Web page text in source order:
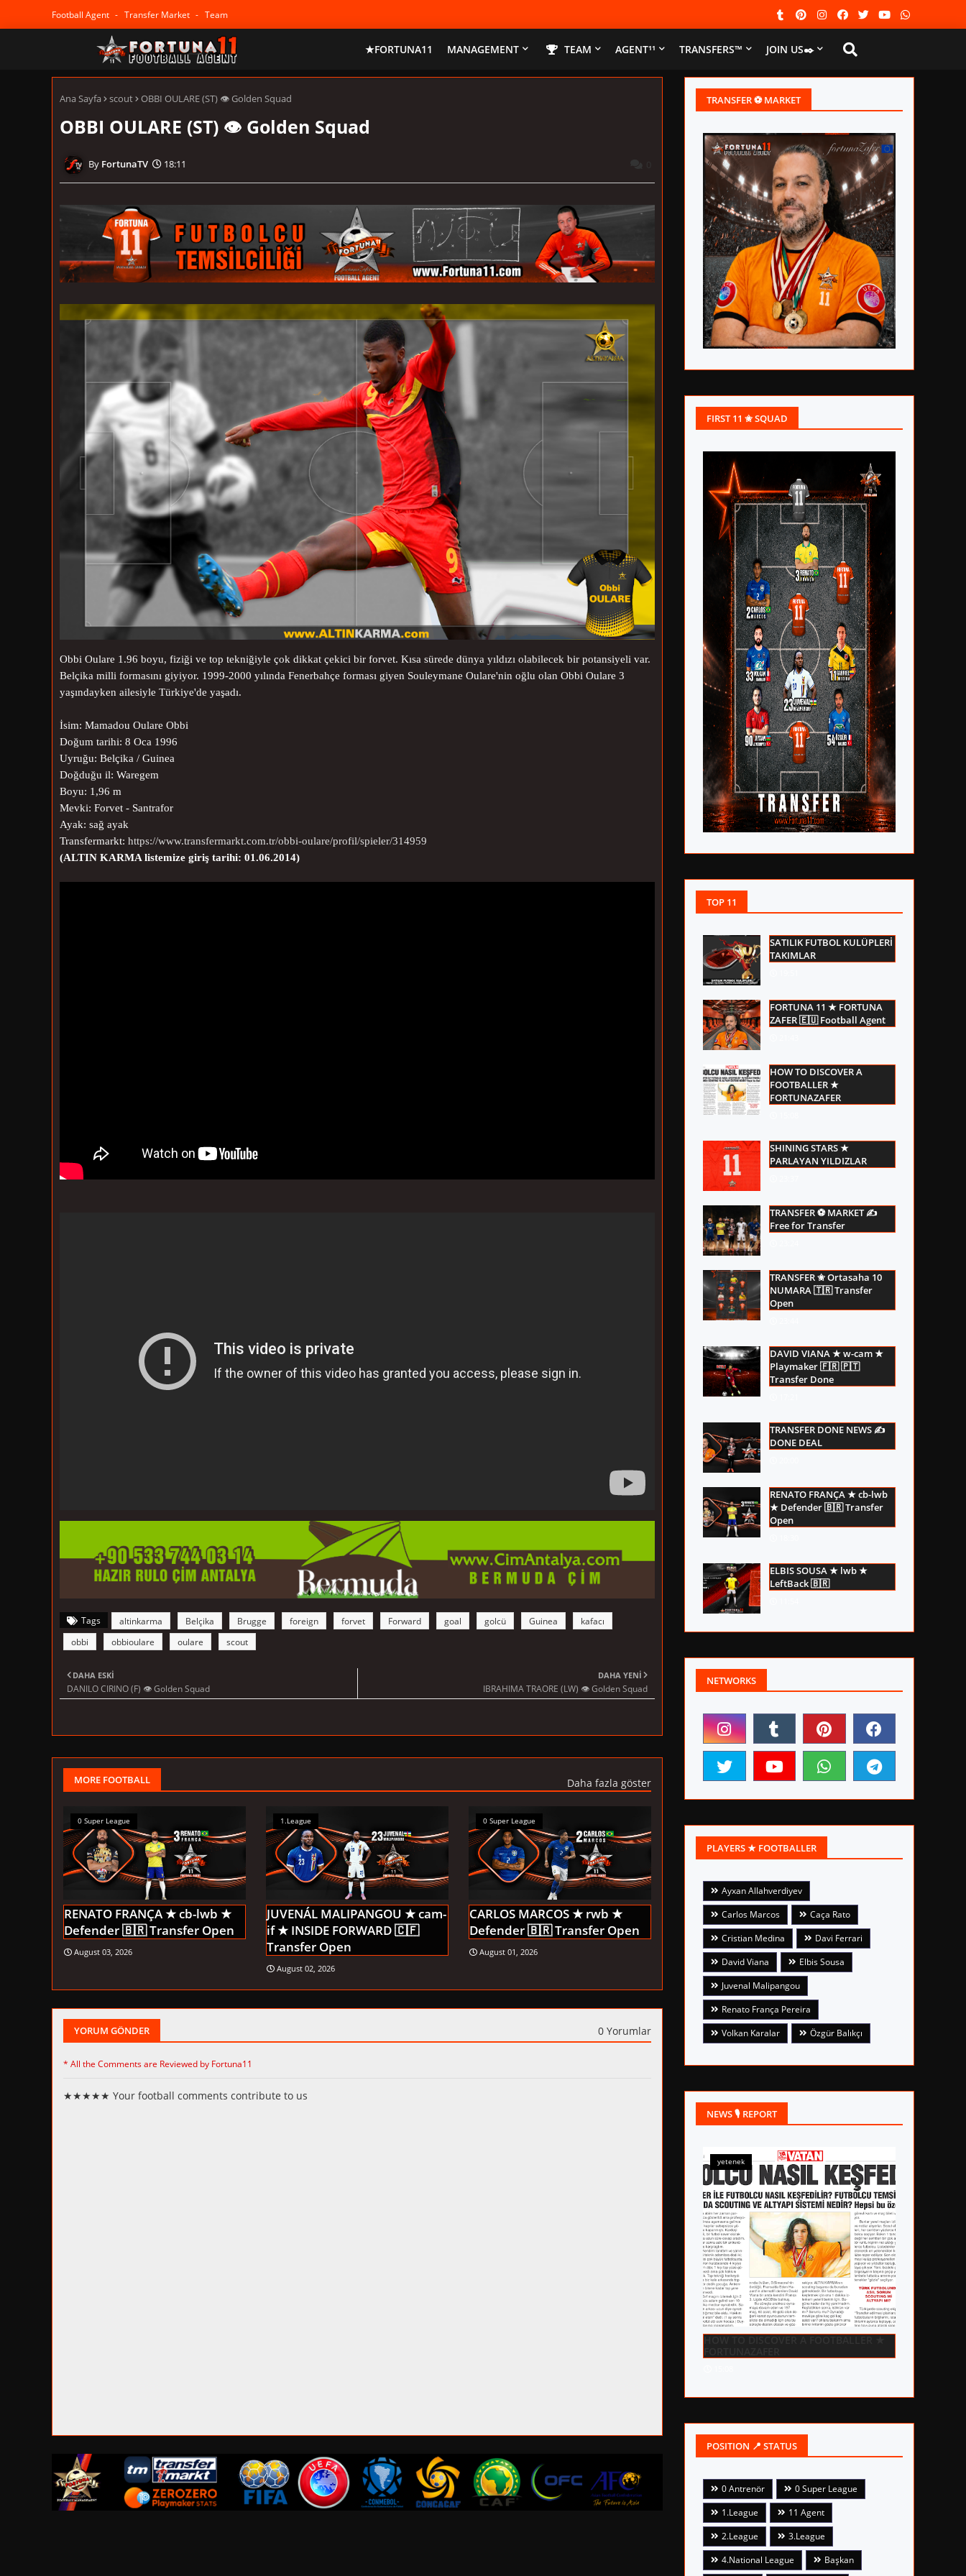
Football Agent Transfer Market Team
★FORTUNA11 MANAGEMENT TEAM AGENT¹¹ TRANSFERS™ JOIN US✒️
Ana Sayfa scout OBBI OULARE (ST) 👁 Golden Squad
OBBI OULARE (ST) 👁 Golden Squad
FortunaTV 18:11
Obbi Oulare 1.96 boyu, fiziği ve top tekniğiyle çok dikkat çekici bir forvet. Kısa sürede dünya yıldızı olabilecek bir potansiyeli var.
Belçika milli formasını giyiyor. 1999-2000 yılında Fenerbahçe forması giyen Souleymane Oulare'nin oğlu olan Obbi Oulare 3
yaşındayken ailesiyle Türkiye'de yaşadı.
İsim: Mamadou Oulare Obbi
Doğum tarihi: 8 Oca 1996
Uyruğu: Belçika / Guinea
Doğduğu il: Waregem
Boyu: 1,96 m
Mevki: Forvet - Santrafor
Ayak: sağ ayak
Transfermarkt: https://www.transfermarkt.com.tr/obbi-oulare/profil/spieler/314959
(ALTIN KARMA listemize giriş tarihi: 01.06.2014)
Tags altinkarma Belçika Brugge foreign forvet Forward goal golcü Guinea
kafacı
obbi
obbioulare oulare scout
DAHA YENI
IBRAHIMA TRAORE (LW) 👁 Golden Squad
DAHA ESKI
DANILO CIRINO (F) 👁 Golden Squad
MORE FOOTBALL Daha fazla göster
0 Super League
RENATO FRANÇA ★ cb-lwb ★
Defender 🇧🇷 Transfer Open
August 03, 2026
1.League
JUVENÁL MALIPANGOU ★ cam-
if ★ INSIDE FORWARD 🇨🇫
Transfer Open
August 02, 2026
0 Super League
CARLOS MARCOS ★ rwb ★
Defender 🇧🇷 Transfer Open
August 01, 2026
YORUM GÖNDER 0 Yorumlar
* All the Comments are Reviewed by Fortuna11
★★★★★ Your football comments contribute to us
TRANSFER ⚽ MARKET
FIRST 11 ✬ SQUAD
TOP 11
SATILIK FUTBOL KULÜPLERİ
TAKIMLAR
FORTUNA 11 ★ FORTUNA
ZAFER 🇪🇺 Football Agent
HOW TO DISCOVER A
FOOTBALLER ★
FORTUNAZAFER
SHINING STARS ★
PARLAYAN YILDIZLAR
TRANSFER ⚽ MARKET ✍
Free for Transfer
TRANSFER ✬ Ortasaha 10
NUMARA 🇹🇷 Transfer
Open
DAVID VIANA ★ w-cam ★
Playmaker 🇫🇷 🇵🇹
Transfer Done
TRANSFER DONE NEWS ✍
DONE DEAL
RENATO FRANÇA ★ cb-lwb
★ Defender 🇧🇷 Transfer
Open
ELBIS SOUSA ★ lwb ★
LeftBack 🇧🇷
NETWORKS
PLAYERS ★ FOOTBALLER
Ayxan Allahverdiyev
Carlos Marcos
Caça Rato
Cristian Medina
Davi Ferrari
David Viana
Elbis Sousa
Juvenal Malipangou
Renato França Pereira
Volkan Karalar
Özgür Balıkçı
NEWS 🎙 REPORT
yetenek
POSITION 📍 STATUS
0 Antrenör
0 Super League
1.League
11 Agent
2.League
3.League
4.National League
Başkan